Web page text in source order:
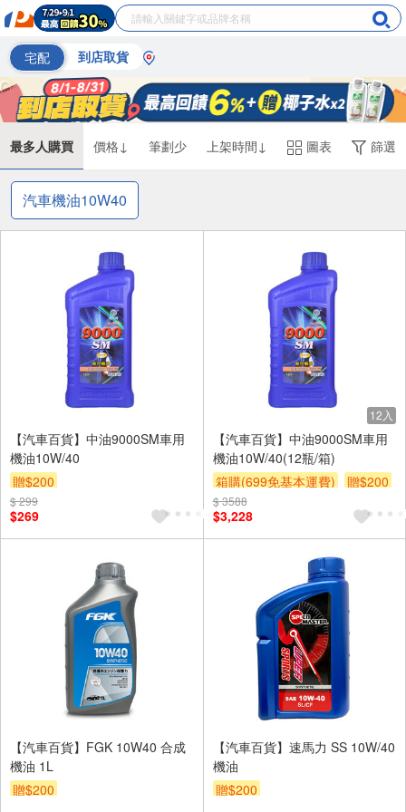
宅配 到店取貨
最多人購買 價格↓ 筆劃少 上架時間↓ 圖表 篩選
汽車機油10W40
【汽車百貨】中油9000SM車用
機油10W/40
贈$200
$ 299
$269
12入
【汽車百貨】中油9000SM車用
機油10W/40(12瓶/箱)
箱購(699免基本運費)
贈$200
$ 3588
$3,228
【汽車百貨】FGK 10W40 合成
機油 1L
贈$200
【汽車百貨】速馬力 SS 10W/40
機油
贈$200